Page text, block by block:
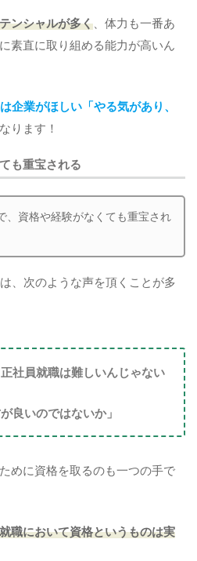
ンシャルが多く、体力も一番あ
素直に取り組める能力が高いん
企業がほしい「やる気があり、
ります！
も重宝される
、資格や経験がなくても重宝され
、次のような声を頂くことが多
社員就職は難しいんじゃない
良いのではないか」
めに資格を取るのも一つの手で
職において資格というものは実